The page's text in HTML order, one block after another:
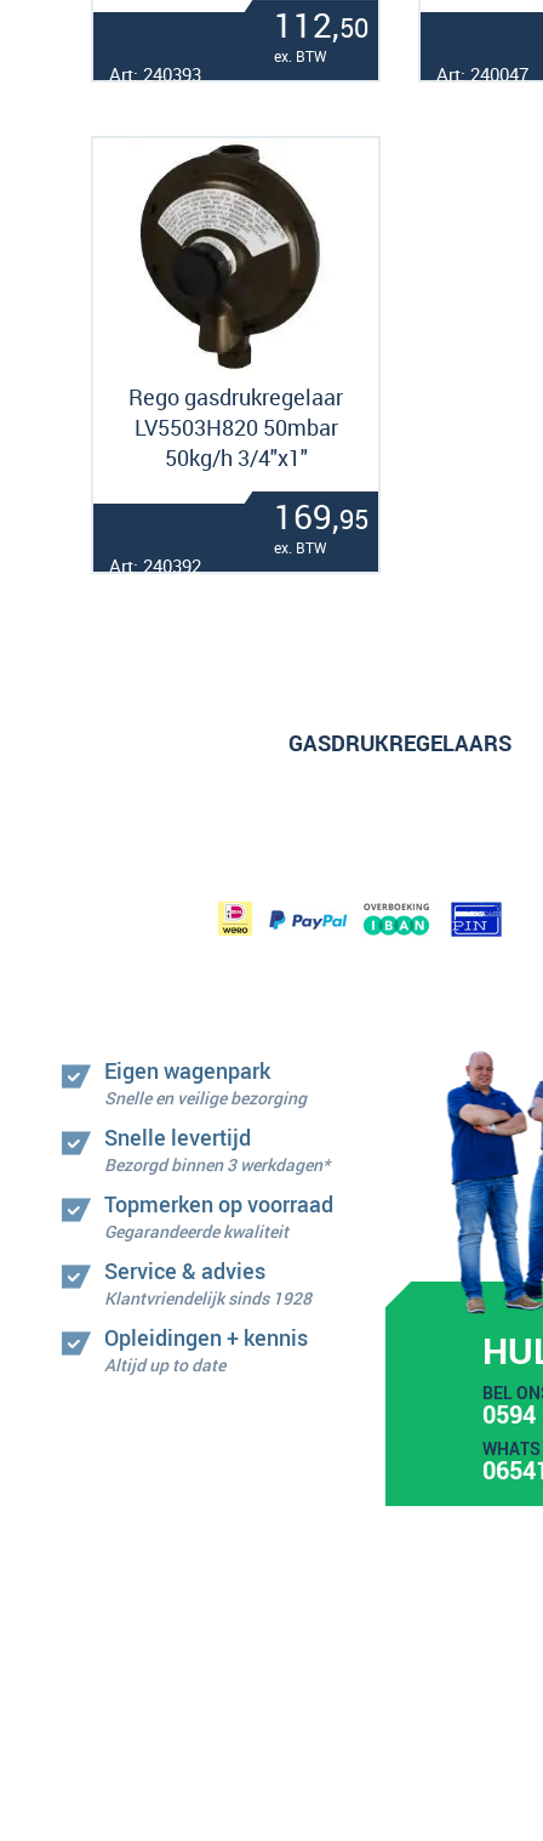
112,50
ex. BTW
Art: 240393 Art: 240047
Rego gasdrukregelaar
LV5503H820 50mbar
50kg/h 3/4"x1"
169,95
ex. BTW
Art: 240392
GASDRUKREGELAARS
Eigen wagenpark
Snelle en veilige bezorging
Snelle levertijd
Bezorgd binnen 3 werkdagen*
Topmerken op voorraad
Gegarandeerde kwaliteit
Service & advies
Klantvriendelijk sinds 1928
Opleidingen + kennis
Altijd up to date
BEL
0594
WHATS